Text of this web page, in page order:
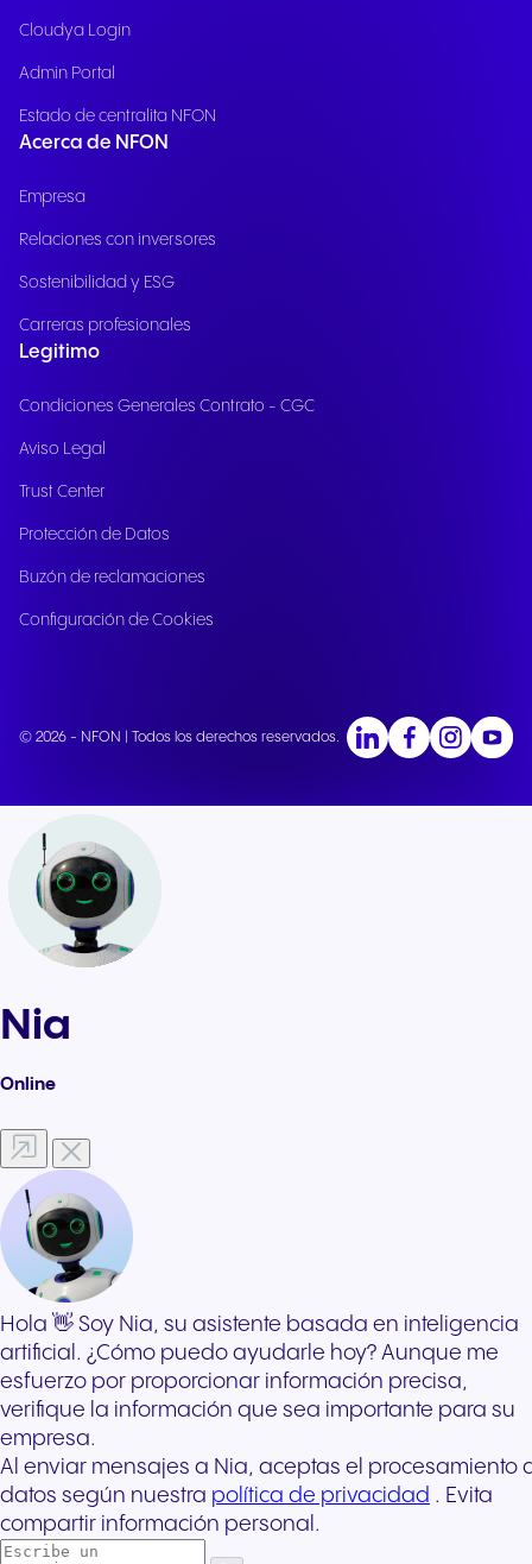
Cloudya Login
Admin Portal
Estado de centralita NFON
Acerca de NFON
Empresa
Relaciones con inversores
Sostenibilidad y ESG
Carreras profesionales
Legitimo
Condiciones Generales Contrato - CGC
Aviso Legal
Trust Center
Protección de Datos
Buzón de reclamaciones
Configuración de Cookies
© 2026 - NFON | Todos los derechos reservados.